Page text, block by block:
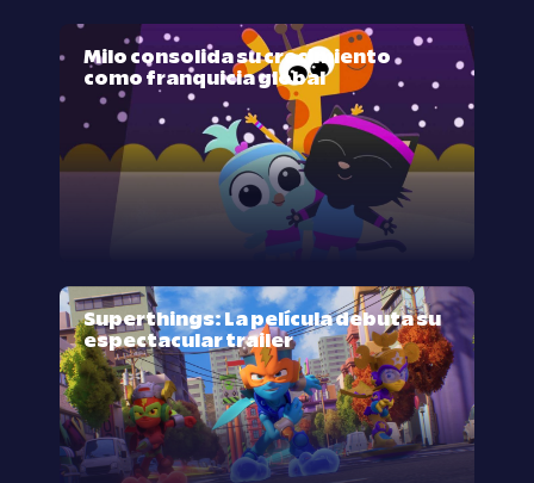
Milo consolida su crecimiento
como franquicia global
Superthings: La película debuta su
espectacular trailer